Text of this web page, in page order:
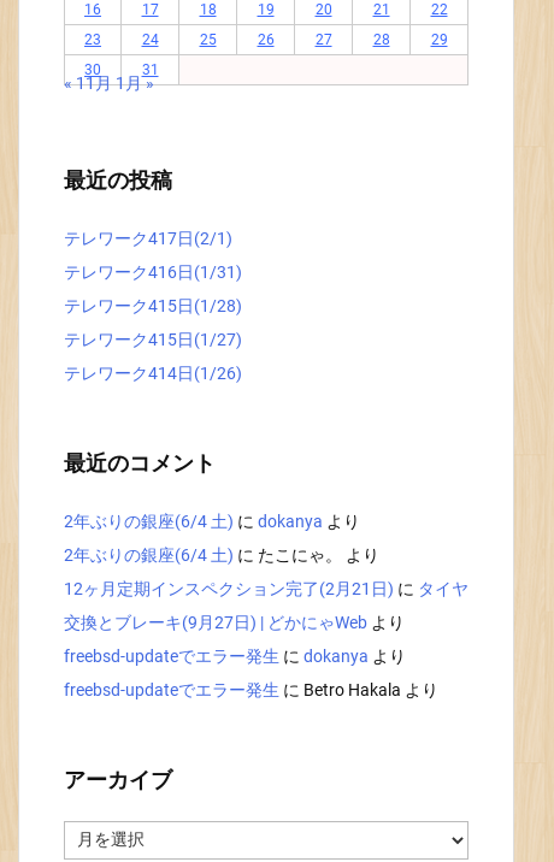
16
17 18 19 20 21
22
23
24 25 26 27 28
29
30
31
« 11月1月 »
最近の投稿
テレワーク417日(2/1)
テレワーク416日(1/31)
テレワーク415日(1/28)
テレワーク415日(1/27)
テレワーク414日(1/26)
最近のコメント
2年ぶりの銀座(6/4 土) に dokanya より
2年ぶりの銀座(6/4 土) に たこにゃ。
より
12ヶ月定期インスペクション完了(2月21日) に タイヤ
交換とブレーキ(9月27日) | どかにゃWeb より
freebsd-updateでエラー発生 に dokanya より
freebsd-updateでエラー発生 に Betro Hakala より
アーカイブ
ー